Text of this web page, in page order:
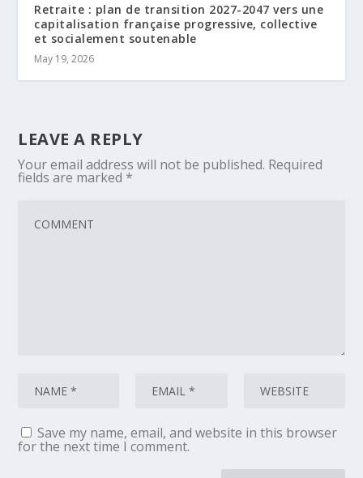
Retraite : plan de transition 2027-2047 vers une
capitalisation française progressive, collective
et socialement soutenable
May 19, 2026
LEAVE A REPLY
Your email address will not be published. Required
fields are marked *
Save my name, email, and website in this browser
for the next time I comment.